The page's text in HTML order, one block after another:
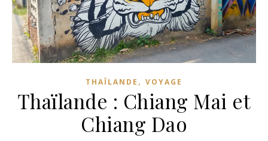
THAÏLANDE , VOYAGE
Thaïlande : Chiang Mai et
Chiang Dao